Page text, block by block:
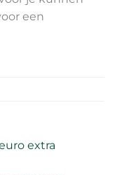
een
extra